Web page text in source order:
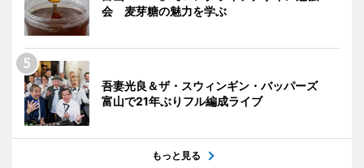
会 麦芽糖の魅力を学ぶ
吾妻光良＆ザ・スウィンギン・バッパーズ
富山で21年ぶりフル編成ライブ
もっと見る